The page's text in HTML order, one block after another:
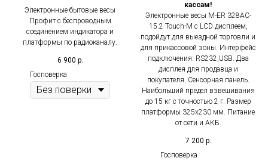
Электронные бытовые весы
Профит с беспроводным
соединением индикатора и
платформы по радиоканалу.
6 900 р.
Госповерка
кассам!
Электронные весы M-ER 328AC-
15.2 Touch-M с LCD дисплеем,
подойдут для выездной торговли и
для прикассовой зоны. Интерфейс
подключения: RS232,USB. Два
дисплея для продавца и
покупателя. Сенсорная панель.
Наибольший предел взвешивания
до 15 кг с точностью 2 г. Размер
платформы 325х230 мм. Питание
от сети и АКБ.
7 200 р.
Госповерка